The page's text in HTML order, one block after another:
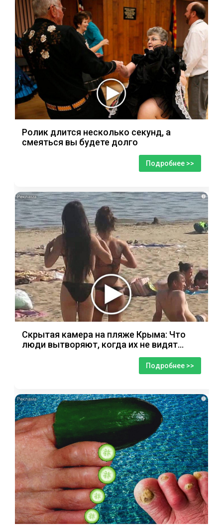
Ролик длится несколько секунд, а
смеяться вы будете долго
Подробнее >>
i
Скрытая камера на пляже Крыма: Что
люди вытворяют, когда их не видят...
Подробнее >>
i